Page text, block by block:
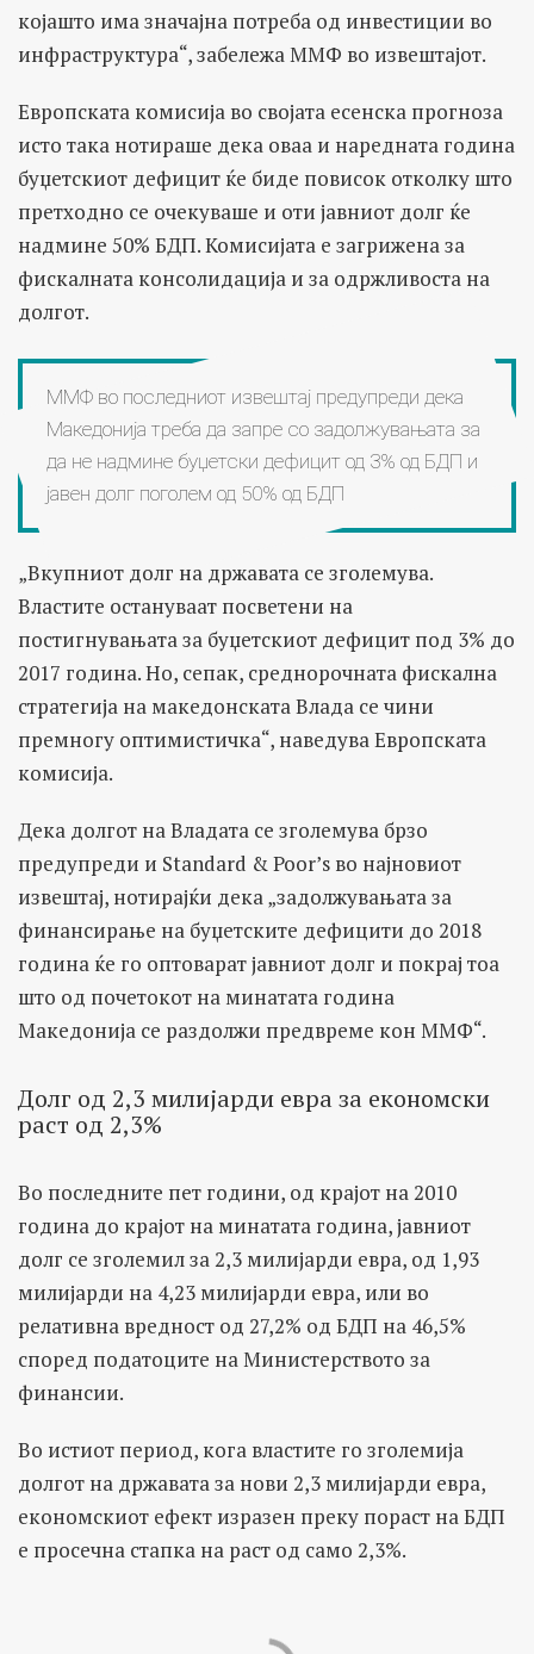
којашто има значајна потреба од инвестиции во
инфраструктура“, забележа ММФ во извештајот.
Европската комисија во својата есенска прогноза
исто така нотираше дека оваа и наредната година
буџетскиот дефицит ќе биде повисок отколку што
претходно се очекуваше и оти јавниот долг ќе
надмине 50% БДП. Комисијата е загрижена за
фискалната консолидација и за одржливоста на
долгот.
ММФ во последниот извештај предупреди дека
Македонија треба да запре со задолжувањата за
да не надмине буџетски дефицит од 3% од БДП и
јавен долг поголем од 50% од БДП
„Вкупниот долг на државата се зголемува.
Властите остануваат посветени на
постигнувањата за буџетскиот дефицит под 3% до
2017 година. Но, сепак, среднорочната фискална
стратегија на македонската Влада се чини
премногу оптимистичка“, наведува Европската
комисија.
Дека долгот на Владата се зголемува брзо
предупреди и Standard & Poor’s во најновиот
извештај, нотирајќи дека „задолжувањата за
финансирање на буџетските дефицити до 2018
година ќе го оптоварат јавниот долг и покрај тоа
што од почетокот на минатата година
Македонија се раздолжи предвреме кон ММФ“.
Долг од 2,3 милијарди евра за економски
раст од 2,3%
Во последните пет години, од крајот на 2010
година до крајот на минатата година, јавниот
долг се зголемил за 2,3 милијарди евра, од 1,93
милијарди на 4,23 милијарди евра, или во
релативна вредност од 27,2% од БДП на 46,5%
според податоците на Министерството за
финансии.
Во истиот период, кога властите го зголемија
долгот на државата за нови 2,3 милијарди евра,
економскиот ефект изразен преку пораст на БДП
е просечна стапка на раст од само 2,3%.